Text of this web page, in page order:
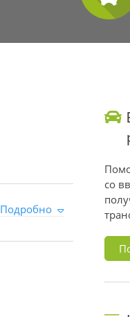
Подробно
со